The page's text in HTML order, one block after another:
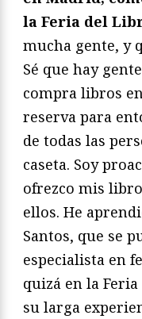
la Feria del
mucha gente, y
Sé que hay
compra libros
reserva para
de todas las
caseta. Soy
ofrezco mis
ellos. He
Santos, que se
especialista en
quizá en la
su larga